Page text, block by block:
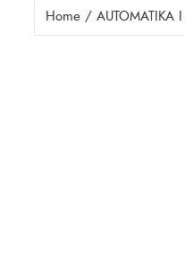
Home / AUTOMATIKA I